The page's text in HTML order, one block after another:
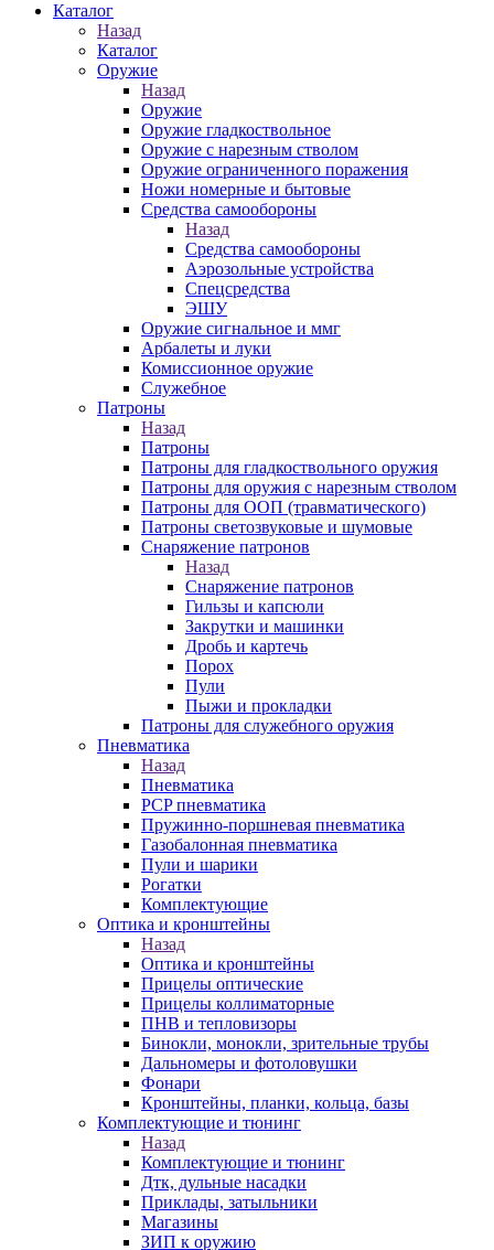
Каталог
Назад
Каталог
Оружие
Назад
Оружие
Оружие гладкоствольное
Оружие с нарезным стволом
Оружие ограниченного поражения
Ножи номерные и бытовые
Средства самообороны
Назад
Средства самообороны
Аэрозольные устройства
Спецсредства
ЭШУ
Оружие сигнальное и ммг
Арбалеты и луки
Комиссионное оружие
Служебное
Патроны
Назад
Патроны
Патроны для гладкоствольного оружия
Патроны для оружия с нарезным стволом
Патроны для ООП (травматического)
Патроны светозвуковые и шумовые
Снаряжение патронов
Назад
Снаряжение патронов
Гильзы и капсюли
Закрутки и машинки
Дробь и картечь
Порох
Пули
Пыжи и прокладки
Патроны для служебного оружия
Пневматика
Назад
Пневматика
PCP пневматика
Пружинно-поршневая пневматика
Газобалонная пневматика
Пули и шарики
Рогатки
Комплектующие
Оптика и кронштейны
Назад
Оптика и кронштейны
Прицелы оптические
Прицелы коллиматорные
ПНВ и тепловизоры
Бинокли, монокли, зрительные трубы
Дальномеры и фотоловушки
Фонари
Кронштейны, планки, кольца, базы
Комплектующие и тюнинг
Назад
Комплектующие и тюнинг
Дтк, дульные насадки
Приклады, затыльники
Магазины
ЗИП к оружию